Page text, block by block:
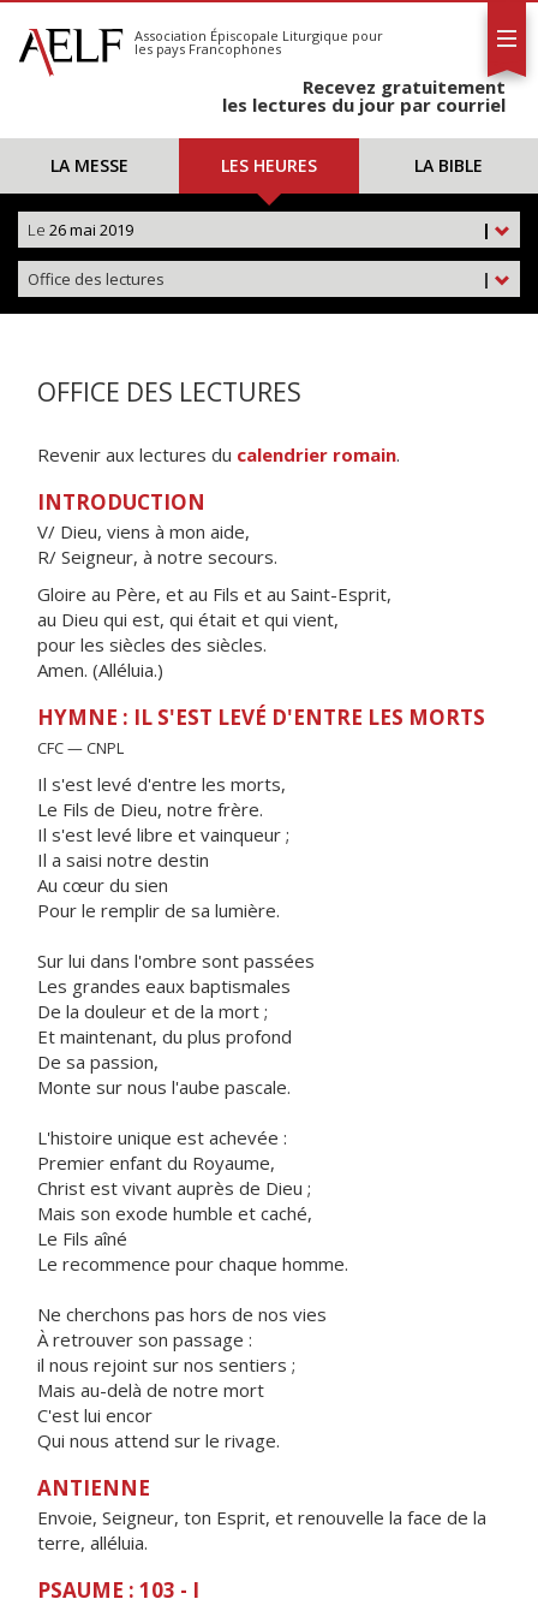
S'abonner
Calendrier
Association Épiscopale Liturgique pour
les pays Francophones
Recevez gratuitement
les lectures du jour par courriel
LA MESSE LES HEURES LA BIBLE
|
Le 26 mai 2019
|
Office des lectures
OFFICE DES LECTURES
Revenir aux lectures du calendrier romain.
INTRODUCTION
V/ Dieu, viens à mon aide,
R/ Seigneur, à notre secours.
Gloire au Père, et au Fils et au Saint-Esprit,
au Dieu qui est, qui était et qui vient,
pour les siècles des siècles.
Amen. (Alléluia.)
HYMNE : IL S'EST LEVÉ D'ENTRE LES MORTS
CFC — CNPL
Il s'est levé d'entre les morts,
Le Fils de Dieu, notre frère.
Il s'est levé libre et vainqueur ;
Il a saisi notre destin
Au cœur du sien
Pour le remplir de sa lumière.
Sur lui dans l'ombre sont passées
Les grandes eaux baptismales
De la douleur et de la mort ;
Et maintenant, du plus profond
De sa passion,
Monte sur nous l'aube pascale.
L'histoire unique est achevée :
Premier enfant du Royaume,
Christ est vivant auprès de Dieu ;
Mais son exode humble et caché,
Le Fils aîné
Le recommence pour chaque homme.
Ne cherchons pas hors de nos vies
À retrouver son passage :
il nous rejoint sur nos sentiers ;
Mais au-delà de notre mort
C'est lui encor
Qui nous attend sur le rivage.
ANTIENNE
Envoie, Seigneur, ton Esprit, et renouvelle la face de la
terre, alléluia.
PSAUME : 103 - I